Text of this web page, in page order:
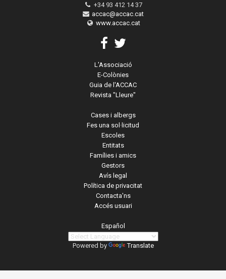
+34 93 412 14 37
accac@accac.cat
www.accac.cat
L'Associació
E-Colònies
Guia de l'ACCAC
Revista "Lleure"
Cases i albergs
Fes una sol·licitud
Escoles
Entitats
Famílies i amics
Gestors
Avís legal
Política de privacitat
Contacta'ns
Accés usuari
Español
Powered by Translate